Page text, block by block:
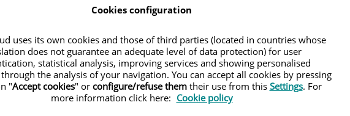
Demanar
Nom i cognoms
Cookies configuration
uses its own cookies and those of third parties (located in countries whose
does not guarantee an adequate level of data protection) for user
statistical analysis, improving services and showing personalised
the analysis of your navigation. You can accept all cookies by pressing
"Accept cookies" or configure/refuse themtheir use from this Settings. For
more information click here: Cookie policy